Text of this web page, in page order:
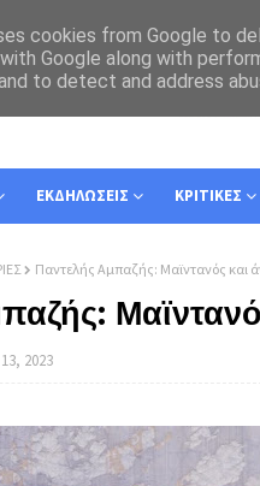
ΕΚΔΗΛΩΣΕΙΣ ΚΡΙΤΙΚΕΣ
Παντελής Αμπαζής: Μαϊντανός και
2023
cookies from Google to
Google along with
to detect and address